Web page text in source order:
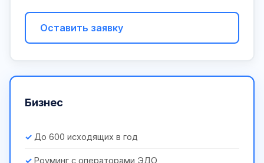
Оставить заявку
Бизнес
До 600 исходящих в год
Роуминг с операторами ЭДО